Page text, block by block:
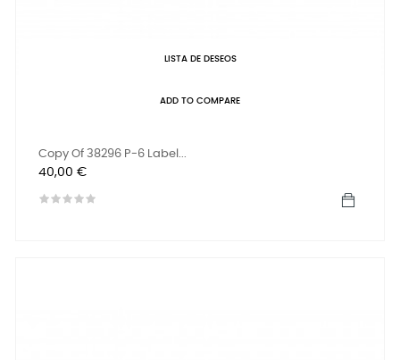
LISTA DE DESEOS
ADD TO COMPARE
Copy Of 38296 P-6 Label...
Precio
40,00 €